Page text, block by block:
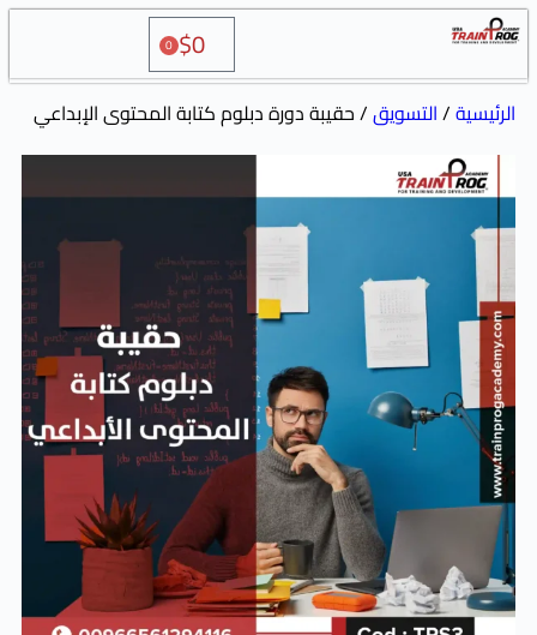
/ حقيبة دورة دبلوم كتابة المحتوى الإبداعي